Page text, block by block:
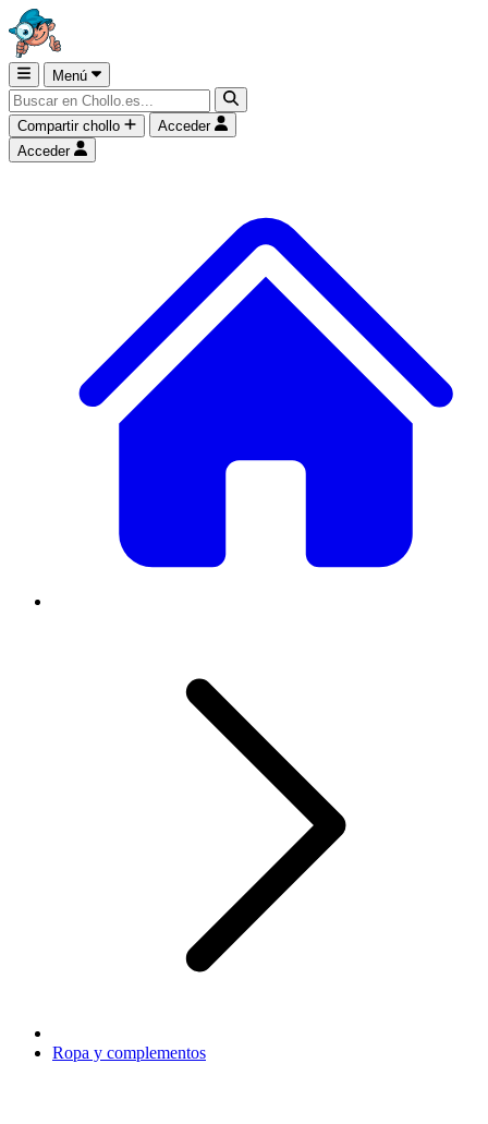
Menú
Compartir chollo
Acceder
Acceder
Ropa y complementos